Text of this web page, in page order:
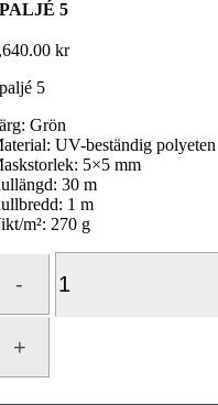
5
kr
5
Grön
UV-beständig polyeten
5×5 mm
30 m
1 m
m²: 270 g
5
mängd